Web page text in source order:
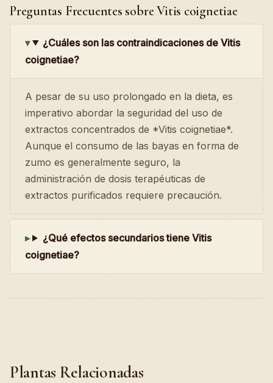
Preguntas Frecuentes sobre Vitis coignetiae
¿Cuáles son las contraindicaciones de Vitis
coignetiae?
A pesar de su uso prolongado en la dieta, es
imperativo abordar la seguridad del uso de
extractos concentrados de *Vitis coignetiae*.
Aunque el consumo de las bayas en forma de
zumo es generalmente seguro, la
administración de dosis terapéuticas de
extractos purificados requiere precaución.
¿Qué efectos secundarios tiene Vitis
coignetiae?
Plantas Relacionadas